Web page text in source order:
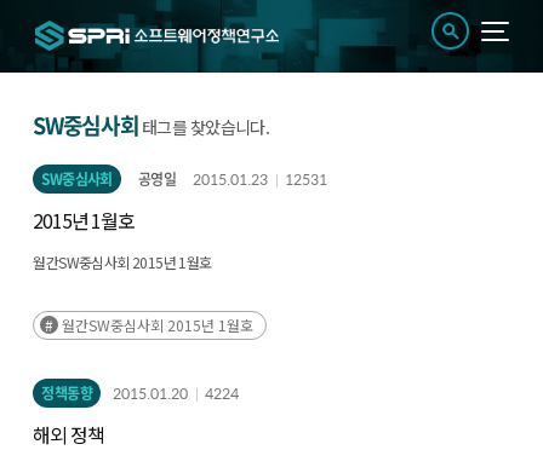
SW중심사회 태그를 찾았습니다.
SW중심사회 공영일 2015.01.23 12531
2015년 1월호
월간SW중심사회 2015년 1월호
월간SW중심사회 2015년 1월호
정책동향 2015.01.20 4224
해외 정책